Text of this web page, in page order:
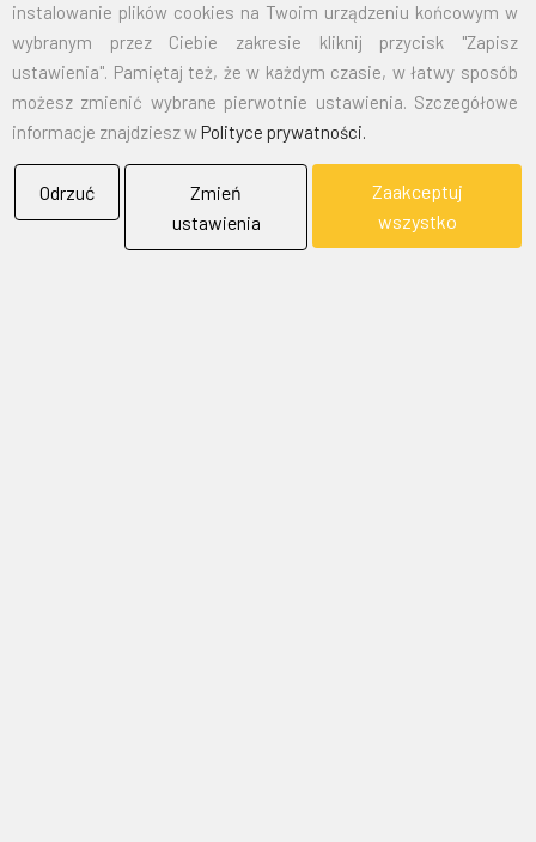
instalowanie plików cookies na Twoim urządzeniu końcowym w
wybranym przez Ciebie zakresie kliknij przycisk "Zapisz
ustawienia". Pamiętaj też, że w każdym czasie, w łatwy sposób
możesz zmienić wybrane pierwotnie ustawienia. Szczegółowe
informacje znajdziesz wPolityce prywatności.
Odrzuć
Zmień
ustawienia
Zaakceptuj
wszystko
EMAIL:marketing@bielflag.pl,biuro@bielflag.pl
TELEFON:
600 42 11 90,33/816 21 78